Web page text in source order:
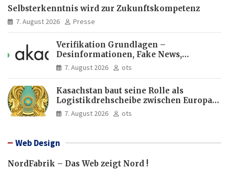
Selbsterkenntnis wird zur Zukunftskompetenz
7. August 2026 Presse
Verifikation Grundlagen –
Desinformationen, Fake News,
manipulierte Inhalte | dpa-Akademie
7. August 2026 ots
Kasachstan baut seine Rolle als
Logistikdrehscheibe zwischen Europa
und Asien aus
7. August 2026 ots
Web Design
NordFabrik – Das Web zeigt Nord !